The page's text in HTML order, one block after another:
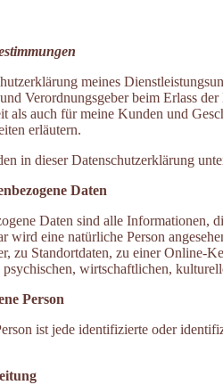
meines
Verordnungsgeber beim Erlass
als auch für meine Kunden und
erläutern.
in dieser Datenschutzerklärung
Daten
Daten sind alle Informationen,
wird eine natürliche Person
zu Standortdaten, zu einer Online-
psychischen, wirtschaftlichen,
Person
ist jede identifizierte oder